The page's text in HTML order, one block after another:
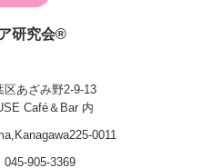
研究会®
あざみ野2-9-13
Café＆Bar 内
0011
905-3369